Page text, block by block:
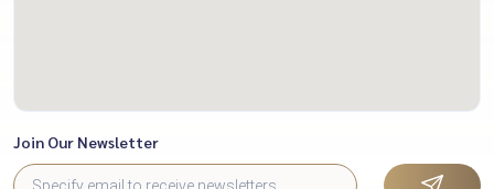
Join Our Newsletter